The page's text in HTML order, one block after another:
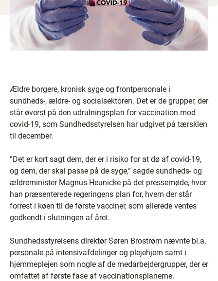
Ældre borgere, kronisk syge og frontpersonale i
sundheds-, ældre- og socialsektoren. Det er de grupper, der
står øverst på den udrulningsplan for vaccination mod
covid-19, som Sundhedsstyrelsen har udgivet på tærsklen
til december.
”Det er kort sagt dem, der er i risiko for at dø af covid-19,
og dem, der skal passe på de syge,” sagde sundheds- og
ældreminister Magnus Heunicke på det pressemøde, hvor
han præsenterede regeringens plan for, hvem der står
forrest i køen til de første vacciner, som allerede ventes
godkendt i slutningen af året.
Sundhedsstyrelsens direktør Søren Brostrøm nævnte bl.a.
personale på intensivafdelinger og plejehjem samt i
hjemmeplejen som nogle af de medarbejdergrupper, der er
omfattet af første fase af vaccinationsplanerne.